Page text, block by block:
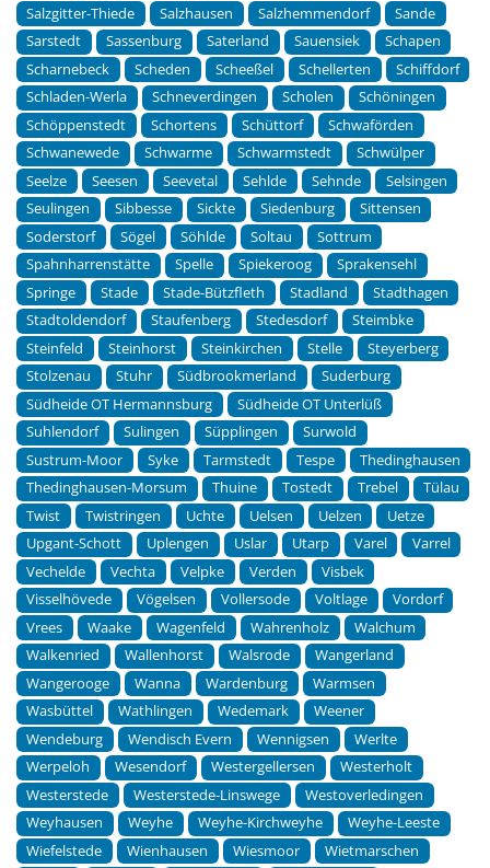
Salzgitter-Thiede
Salzhausen Salzhemmendorf
Sande
Sarstedt
Sassenburg Saterland Sauensiek
Schapen
Scharnebeck
Scheden Scheeßel Schellerten
Schiffdorf
Schladen-Werla
Schneverdingen Scholen
Schöningen
Schöppenstedt
Schortens Schüttorf
Schwaförden
Schwanewede
Schwarme Schwarmstedt
Schwülper
Seelze
Seesen Seevetal Sehlde Sehnde
Selsingen
Seulingen
Sibbesse Sickte Siedenburg
Sittensen
Soderstorf
Sögel Söhlde Soltau
Sottrum
Spahnharrenstätte
Spelle Spiekeroog
Sprakensehl
Springe
Stade Stade-Bützfleth Stadland
Stadthagen
Stadtoldendorf
Staufenberg Stedesdorf
Steimbke
Steinfeld
Steinhorst Steinkirchen Stelle
Steyerberg
Stolzenau
Stuhr Südbrookmerland
Suderburg
Südheide OT Hermannsburg
Südheide OT Unterlüß
Suhlendorf
Sulingen Süpplingen
Surwold
Sustrum-Moor
Syke Tarmstedt Tespe
Thedinghausen
Thedinghausen-Morsum
Thuine Tostedt Trebel
Tülau
Twist
Twistringen Uchte Uelsen Uelzen
Uetze
Upgant-Schott
Uplengen Uslar Utarp Varel
Varrel
Vechelde
Vechta Velpke Verden
Visbek
Visselhövede
Vögelsen Vollersode Voltlage
Vordorf
Vrees
Waake Wagenfeld Wahrenholz
Walchum
Walkenried
Wallenhorst Walsrode
Wangerland
Wangerooge
Wanna Wardenburg
Warmsen
Wasbüttel
Wathlingen Wedemark
Weener
Wendeburg
Wendisch Evern Wennigsen
Werlte
Werpeloh
Wesendorf Westergellersen
Westerholt
Westerstede
Westerstede-Linswege
Westoverledingen
Weyhausen
Weyhe Weyhe-Kirchweyhe
Weyhe-Leeste
Wiefelstede
Wienhausen Wiesmoor
Wietmarschen